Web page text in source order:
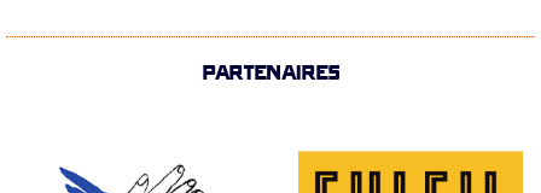
PARTENAIRES